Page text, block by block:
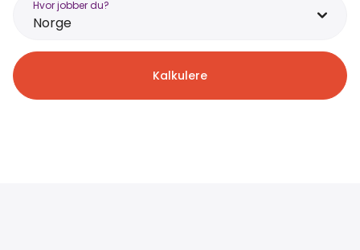
Hvor jobber du?
Norge
Kalkulere